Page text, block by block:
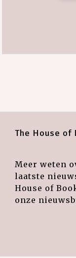
The House
Meer weten
laatste
House of
onze